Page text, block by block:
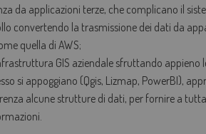
da applicazioni terze, che complicano il
convertendo la trasmissione dei dati da
quella di AWS;
GIS aziendale sfruttando appieno
si appoggiano (Qgis, Lizmap, PowerBI),
alcune strutture di dati, per fornire a